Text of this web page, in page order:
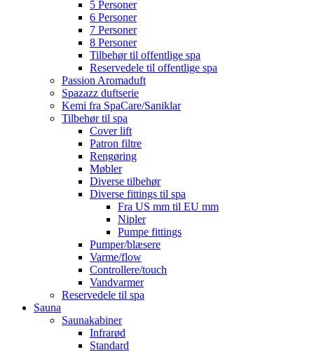
5 Personer
6 Personer
7 Personer
8 Personer
Tilbehør til offentlige spa
Reservedele til offentlige spa
Passion Aromaduft
Spazazz duftserie
Kemi fra SpaCare/Saniklar
Tilbehør til spa
Cover lift
Patron filtre
Rengøring
Møbler
Diverse tilbehør
Diverse fittings til spa
Fra US mm til EU mm
Nipler
Pumpe fittings
Pumper/blæsere
Varme/flow
Controllere/touch
Vandvarmer
Reservedele til spa
Sauna
Saunakabiner
Infrarød
Standard